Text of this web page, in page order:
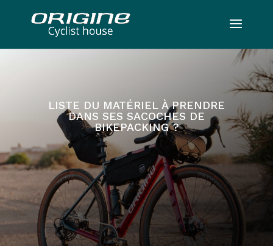
LISTE DU MATÉRIEL À PRENDRE
DANS SES SACOCHES DE
BIKEPACKING ?